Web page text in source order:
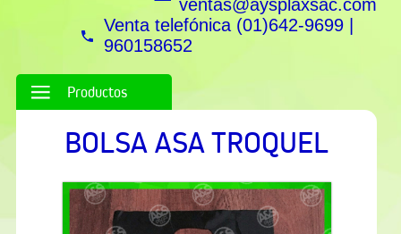
ventas@aysplaxsac.com
Venta telefónica (01)642-9699 |
960158652
Productos
BOLSA ASA TROQUEL